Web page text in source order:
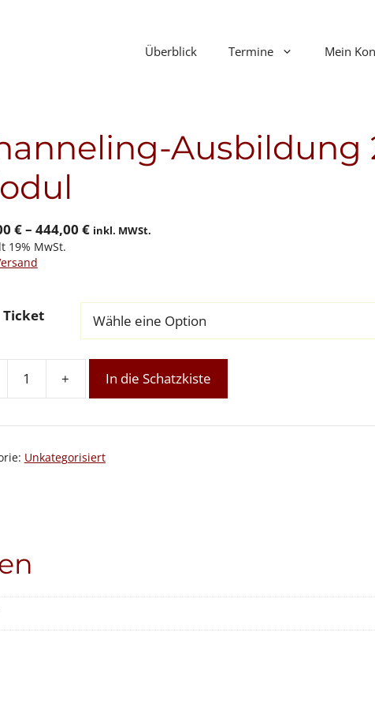
Überblick Termine Mein
Ausbildung
€– 444,00 €Preisspanne:
inkl. MWSt.
19% MwSt.
Ticket
+ In die Schatzkiste
Unkategorisiert